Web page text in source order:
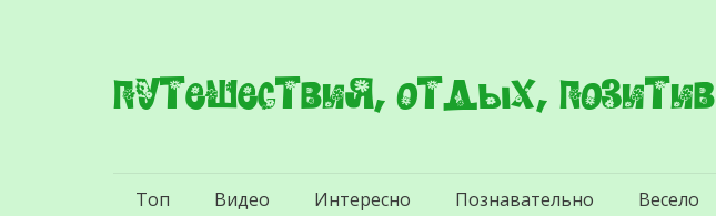
Путешествия, отдых, позитив
Перейти
Топ Видео Интересно Познавательно Весело